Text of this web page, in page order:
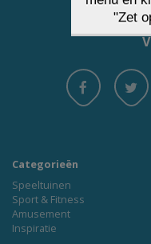
Categorieën
Speeltuinen
Sport & Fitness
Amusement
Inspiratie